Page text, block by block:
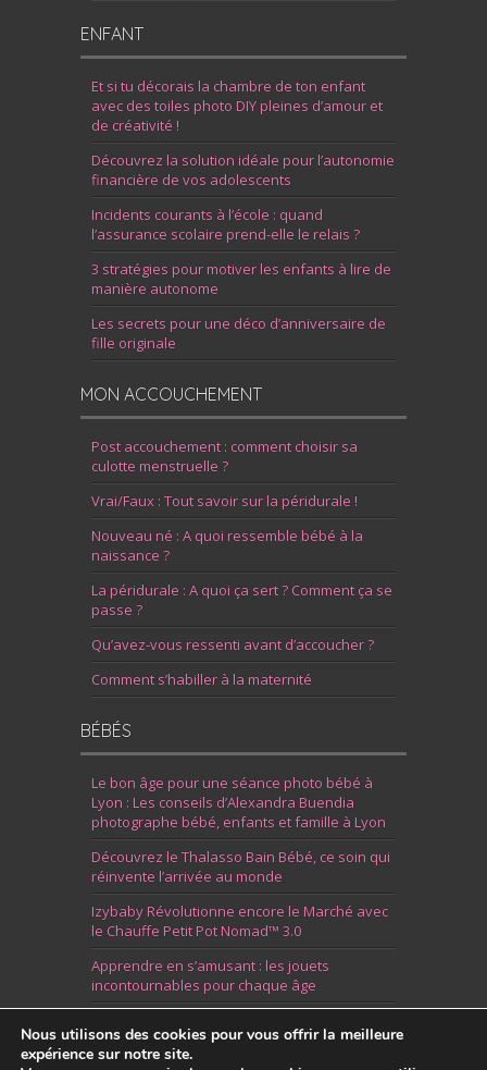
ENFANT
Et si tu décorais la chambre de ton enfant
avec des toiles photo DIY pleines d’amour et
de créativité !
Découvrez la solution idéale pour l’autonomie
financière de vos adolescents
Incidents courants à l’école : quand
l’assurance scolaire prend-elle le relais ?
3 stratégies pour motiver les enfants à lire de
manière autonome
Les secrets pour une déco d’anniversaire de
fille originale
MON ACCOUCHEMENT
Post accouchement : comment choisir sa
culotte menstruelle ?
Vrai/Faux : Tout savoir sur la péridurale !
Nouveau né : A quoi ressemble bébé à la
naissance ?
La péridurale : A quoi ça sert ? Comment ça se
passe ?
Qu’avez-vous ressenti avant d’accoucher ?
Comment s’habiller à la maternité
BÉBÉS
Le bon âge pour une séance photo bébé à
Lyon : Les conseils d’Alexandra Buendia
photographe bébé, enfants et famille à Lyon
Découvrez le Thalasso Bain Bébé, ce soin qui
réinvente l’arrivée au monde
Izybaby Révolutionne encore le Marché avec
le Chauffe Petit Pot Nomad™ 3.0
Apprendre en s’amusant : les jouets
incontournables pour chaque âge
Nous utilisons des cookies pour vous offrir la meilleure
expérience sur notre site.